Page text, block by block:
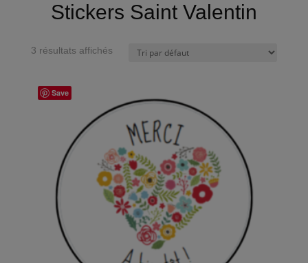
Stickers Saint Valentin
3 résultats affichés
Save